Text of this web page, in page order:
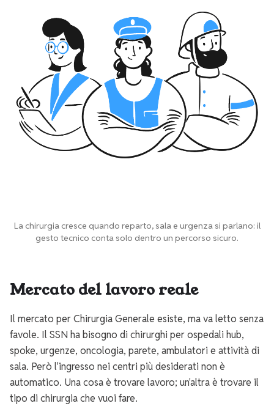
La chirurgia cresce quando reparto, sala e urgenza si parlano: il
gesto tecnico conta solo dentro un percorso sicuro.
Mercato del lavoro reale
Il mercato per Chirurgia Generale esiste, ma va letto senza
favole. Il SSN ha bisogno di chirurghi per ospedali hub,
spoke, urgenze, oncologia, parete, ambulatori e attività di
sala. Però l'ingresso nei centri più desiderati non è
automatico. Una cosa è trovare lavoro; un'altra è trovare il
tipo di chirurgia che vuoi fare.